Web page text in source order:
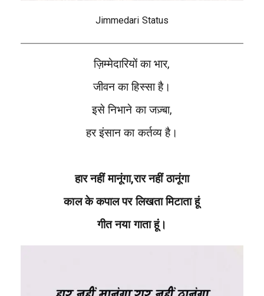
Jimmedari Status
ज़िम्मेदारियों का भार,
जीवन का हिस्सा है।
इसे निभाने का जज़्बा,
हर इंसान का कर्तव्य है।
हार नहीं मानूंगा,रार नहीं ठानूंगा
काल के कपाल पर लिखता मिटाता हूं
गीत नया गाता हूं।